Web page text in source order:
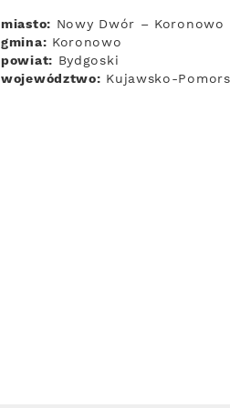
miasto: Nowy Dwór – Koronowo
gmina: Koronowo
powiat: Bydgoski
województwo: Kujawsko-